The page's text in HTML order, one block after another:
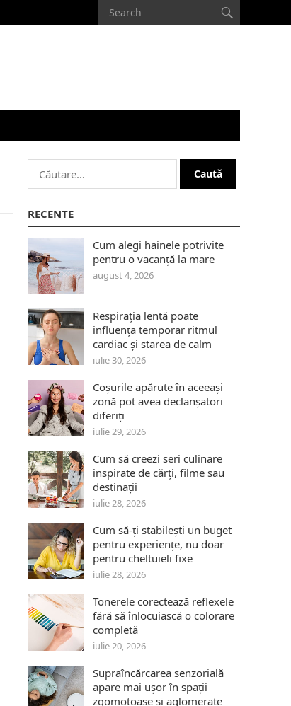
Caută
după:
RECENTE
Cum alegi hainele potrivite
pentru o vacanță la mare
august 4, 2026
Respirația lentă poate
influența temporar ritmul
cardiac și starea de calm
iulie 30, 2026
Coșurile apărute în aceeași
zonă pot avea declanșatori
diferiți
iulie 29, 2026
Cum să creezi seri culinare
inspirate de cărți, filme sau
destinații
iulie 28, 2026
Cum să-ți stabilești un buget
pentru experiențe, nu doar
pentru cheltuieli fixe
iulie 28, 2026
Tonerele corectează reflexele
fără să înlocuiască o colorare
completă
iulie 20, 2026
Supraîncărcarea senzorială
apare mai ușor în spații
zgomotoase și aglomerate